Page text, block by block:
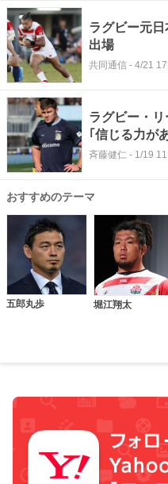
ラグビー元
出場
共同通信 - 4/21
ラグビー・
｢信じる力が
その要因を語
斉藤健仁 - 1/19
おすすめのテーマ
五郎丸歩 堀江翔太